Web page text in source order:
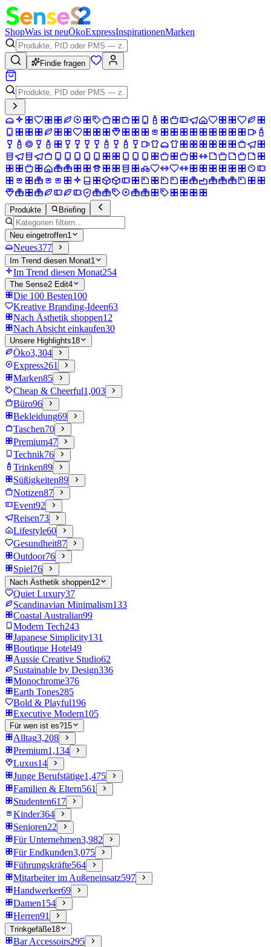
ShopWas ist neuÖkoExpressInspirationenMarken
Findie fragen
Produkte Briefing
Neu eingetroffen1
Neues377
Im Trend diesen Monat1
Im Trend diesen Monat254
The Sense2 Edit4
Die 100 Besten100
Kreative Branding-Ideen63
Nach Ästhetik shoppen12
Nach Absicht einkaufen30
Unsere Highlights18
Öko3,304
Express261
Marken85
Cheap & Cheerful1,003
Büro96
Bekleidung69
Taschen70
Premium47
Technik76
Trinken89
Süßigkeiten89
Notizen87
Event92
Reisen73
Lifestyle60
Gesundheit87
Outdoor76
Spiel76
Nach Ästhetik shoppen12
Quiet Luxury37
Scandinavian Minimalism133
Coastal Australian99
Modern Tech243
Japanese Simplicity131
Boutique Hotel49
Aussie Creative Studio62
Sustainable by Design336
Monochrome376
Earth Tones285
Bold & Playful196
Executive Modern105
Für wen ist es?15
Alltag3,208
Premium1,134
Luxus14
Junge Berufstätige1,475
Familien & Eltern561
Studenten617
Kinder364
Senioren22
Für Unternehmen3,982
Für Endkunden3,075
Führungskräfte564
Mitarbeiter im Außeneinsatz597
Handwerker69
Damen154
Herren91
Trinkgefäße18
Bar Accessoirs295